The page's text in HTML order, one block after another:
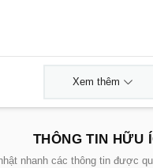
Xem thêm
THÔNG TIN HỮU
nhanh các thông tin được